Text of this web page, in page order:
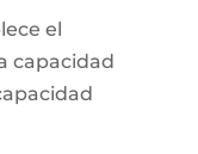
el
capacidad